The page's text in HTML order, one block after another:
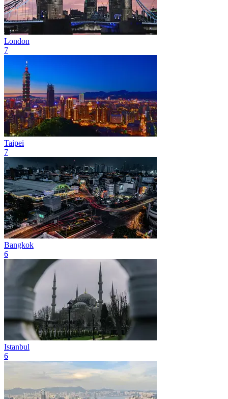
London
7
Taipei
7
Bangkok
6
Istanbul
6